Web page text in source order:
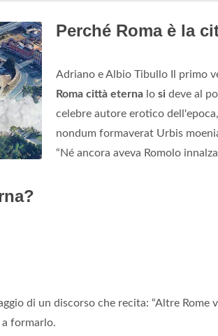
Perché Roma è la
Adriano e Albio Tibullo Il primo
Roma città eterna lo si deve al
celebre autore erotico
nondum formaverat Urbis
“Né ancora aveva Romolo
di un discorso che recita: “Altre Rome
formarlo.